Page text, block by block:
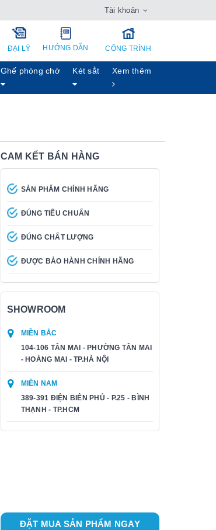
Tài khoản
ĐẠI LÝ HƯỚNG DẪN CÔNG TRÌNH
Ghế phòng chờ Két sẳt Xem thêm
CAM KẾT BÁN HÀNG
SẢN PHẨM CHÍNH HÃNG
ĐÚNG TIÊU CHUẨN
ĐÚNG CHẤT LƯỢNG
ĐƯỢC BẢO HÀNH CHÍNH HÃNG
SHOWROOM
MIỀN BẮC
104-106 TÂN MAI - PHƯỜNG TÂN MAI
- HOÀNG MAI - TP.HÀ NỘI
MIỀN NAM
389-391 ĐIỆN BIÊN PHỦ - P.25 - BÌNH
THẠNH - TP.HCM
ĐẶT MUA SẢN PHẨM NGAY